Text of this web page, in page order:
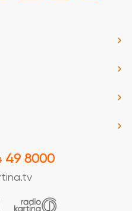
49 8000